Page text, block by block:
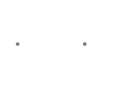
Rezepte-Archiv